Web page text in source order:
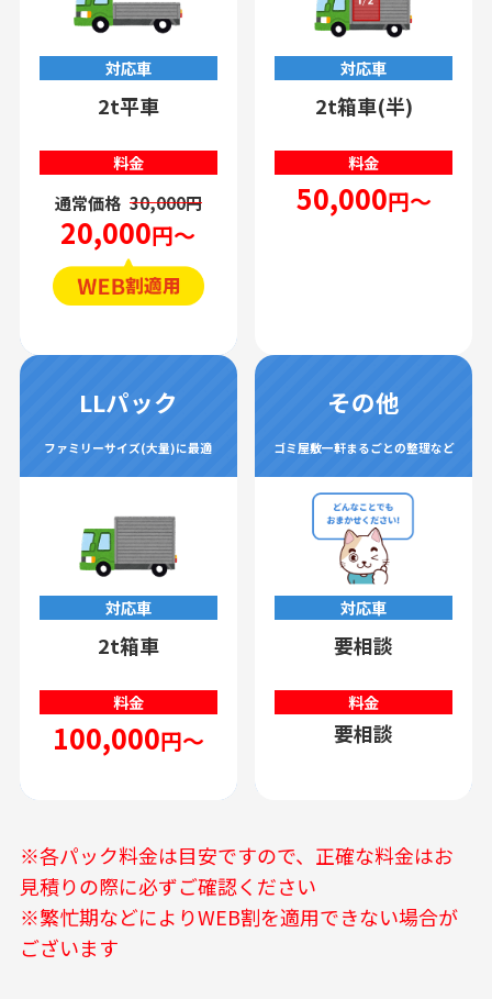
対応車
2t平車
料金
通常価格 30,000円
20,000円～
対応車
2t箱車(半)
料金
50,000円～
LLパック
ファミリーサイズ(大量)に最適
対応車
2t箱車
料金
100,000円～
その他
ゴミ屋敷一軒まるごとの整理など
対応車
要相談
料金
要相談
※各パック料金は目安ですので、正確な料金はお
見積りの際に必ずご確認ください
※繁忙期などによりWEB割を適用できない場合が
ございます